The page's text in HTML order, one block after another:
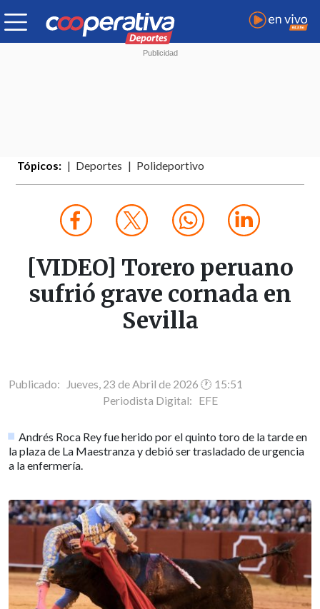
Tópicos: Deportes Polideportivo
[VIDEO] Torero peruano
sufrió grave cornada en
Sevilla
Publicado: Jueves, 23 de Abril de 2026 🕐 15:51
Periodista Digital: EFE
Andrés Roca Rey fue herido por el quinto toro de la tarde en
la plaza de La Maestranza y debió ser trasladado de urgencia
a la enfermería.